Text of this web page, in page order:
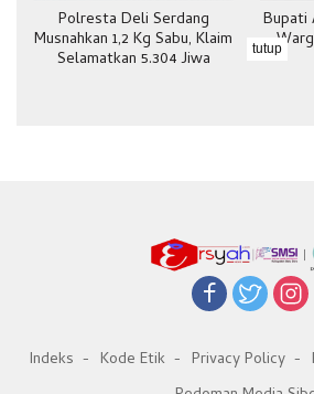
Polresta Deli Serdang
Musnahkan 1,2 Kg Sabu, Klaim
Selamatkan 5.304 Jiwa
Bupati
Indeks Kode Etik Privacy Policy
tutup